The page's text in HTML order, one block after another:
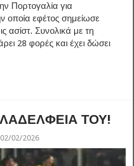
Πορτογαλία για
οποία εφέτος σημείωσε
ασίστ. Συνολικά με τη
28 φορές και έχει δώσει
ΤΟΥ!
02/2026